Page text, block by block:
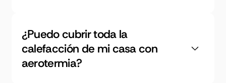
¿Puedo cubrir toda la
calefacción de mi casa con
aerotermia?